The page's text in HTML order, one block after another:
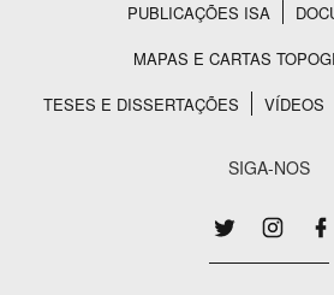
Rodapé
PUBLICAÇÕES ISA
MAPAS E CARTAS
TESES E DISSERTAÇÕES
VÍDEOS
SIGA-NOS